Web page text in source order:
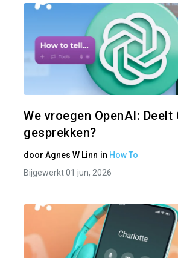
We vroegen OpenAI: Deelt
gesprekken?
door Agnes W Linn in How To
Bijgewerkt 01 jun, 2026